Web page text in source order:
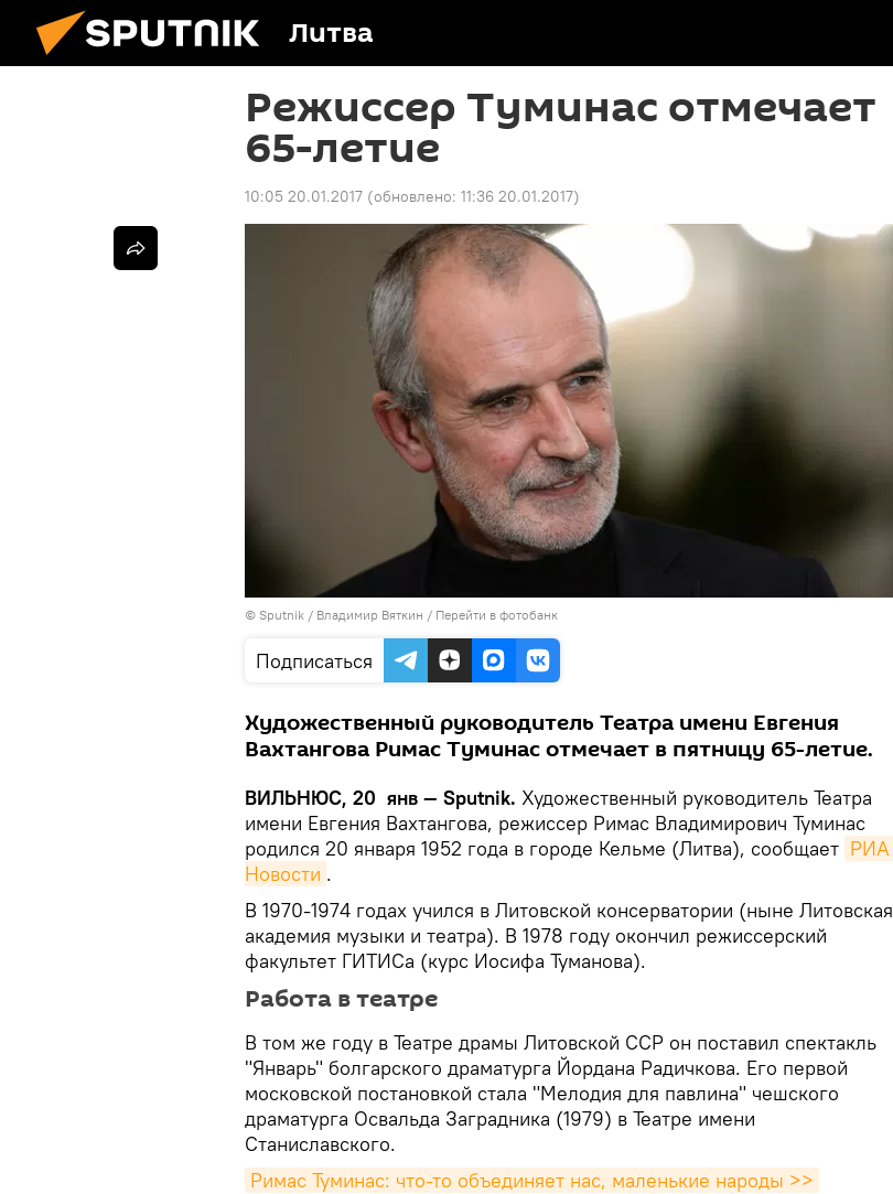
Литва
Режиссер Туминас отмечает
65-летие
10:05 20.01.2017 (обновлено: 11:36 20.01.2017)
© Sputnik / Владимир Вяткин / Перейти в фотобанк
Подписаться
Художественный руководитель Театра имени Евгения
Вахтангова Римас Туминас отмечает в пятницу 65-летие.
ВИЛЬНЮС, 20 янв — Sputnik. Художественный руководитель Театра
имени Евгения Вахтангова, режиссер Римас Владимирович Туминас
родился 20 января 1952 года в городе Кельме (Литва), сообщает РИА
Новости .
В 1970-1974 годах учился в Литовской консерватории (ныне Литовская
академия музыки и театра). В 1978 году окончил режиссерский
факультет ГИТИСа (курс Иосифа Туманова).
Работа в театре
В том же году в Театре драмы Литовской ССР он поставил спектакль
"Январь" болгарского драматурга Йордана Радичкова. Его первой
московской постановкой стала "Мелодия для павлина" чешского
драматурга Освальда Заградника (1979) в Театре имени
Станиславского.
Римас Туминас: что-то объединяет нас, маленькие народы >>